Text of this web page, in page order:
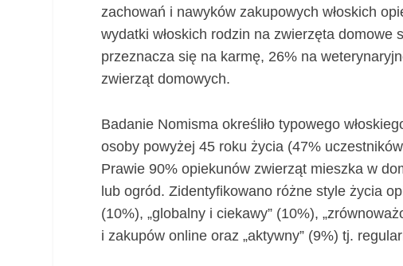
zachowań i nawyków zakupowych włoskich
wydatki włoskich rodzin na zwierzęta
przeznacza się na karmę, 26% na
zwierząt domowych.
Badanie Nomisma określiło typowego
osoby powyżej 45 roku życia (47%
Prawie 90% opiekunów zwierząt mieszka w
lub ogród. Zidentyfikowano różne style życia
(10%), „globalny i ciekawy” (10%),
i zakupów online oraz „aktywny” (9%) tj.